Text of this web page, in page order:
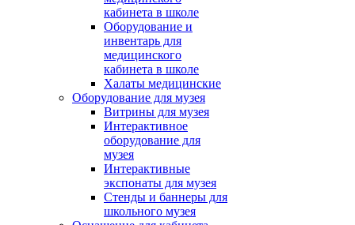
кабинета в школе
Оборудование и
инвентарь для
медицинского
кабинета в школе
Халаты медицинские
Оборудование для музея
Витрины для музея
Интерактивное
оборудование для
музея
Интерактивные
экспонаты для музея
Стенды и баннеры для
школьного музея